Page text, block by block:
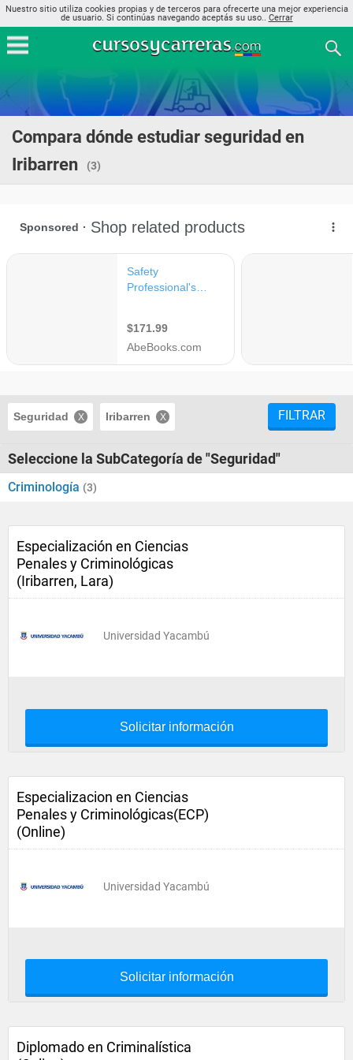
Nuestro sitio utiliza cookies propias y de terceros para ofrecerte una mejor experiencia
de usuario. Si continúas navegando aceptás su uso.. Cerrar
Compara dónde estudiar seguridad en
Iribarren
(3)
Seguridad Iribarren FILTRAR
Seleccione la SubCategoría de "Seguridad"
Criminología (3)
Especialización en Ciencias
Penales y Criminológicas
(Iribarren, Lara)
Universidad Yacambú
Solicitar información
Especializacion en Ciencias
Penales y Criminológicas(ECP)
(Online)
Universidad Yacambú
Solicitar información
Diplomado en Criminalística